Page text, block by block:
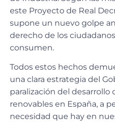
este Proyecto de Real
supone un nuevo golpe
derecho de los
consumen.
Todos estos hechos
una clara estrategia del
paralización del desarrollo
renovables en España, a
necesidad que hay en